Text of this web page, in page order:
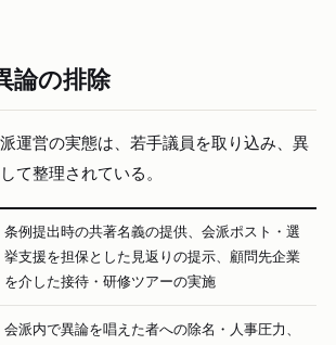
論の排除
運営の実態は、若手議員を取り込み、異
て整理されている。
条例提出時の共著名義の提供、会派ポスト・選
挙支援を担保とした見返りの提示、顧問先企業
を介した接待・研修ツアーの実施
会派内で異論を唱えた者への除名・人事圧力、